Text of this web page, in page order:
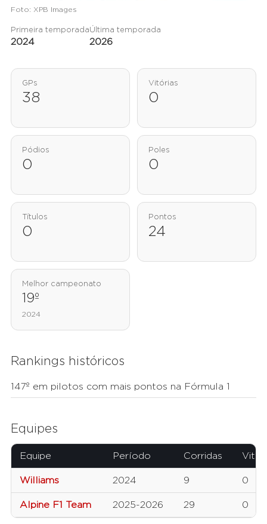
Foto: XPB Images
Primeira temporada
2024
Última temporada
2026
GPs
38
Vitórias
0
Pódios
0
Poles
0
Títulos
0
Pontos
24
Melhor campeonato
19º
2024
Rankings históricos
147º em pilotos com mais pontos na Fórmula 1
Equipes
Equipe Período Corridas
Williams 2024 9 0
Alpine F1 Team 2025-2026 29 0